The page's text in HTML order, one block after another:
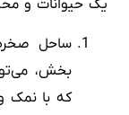
یک حیوانات و
بخش،
که با نمک و